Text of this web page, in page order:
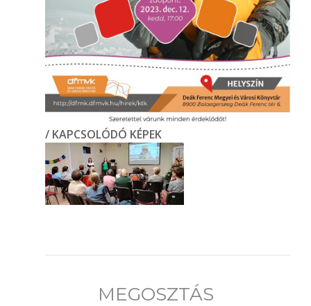
/ KAPCSOLÓDÓ KÉPEK
MEGOSZTÁS